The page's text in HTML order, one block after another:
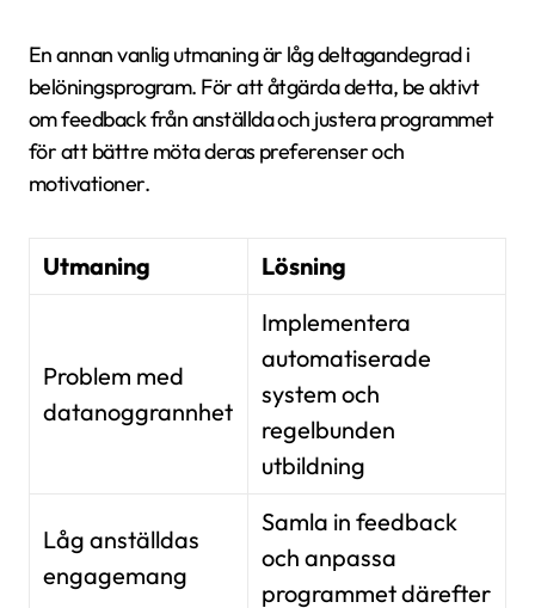
En annan vanlig utmaning är låg deltagandegrad i
belöningsprogram. För att åtgärda detta, be aktivt
om feedback från anställda och justera programmet
för att bättre möta deras preferenser och
motivationer.
Utmaning Lösning
Problem med
datanoggrannhet
Implementera
automatiserade
system och
regelbunden
utbildning
Låg anställdas
engagemang
Samla in feedback
och anpassa
programmet därefter